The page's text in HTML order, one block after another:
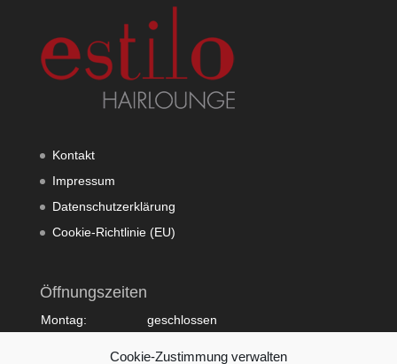
Cookie-Zustimmung verwalten
Kontakt
Impressum
Datenschutzerklärung
Cookie-Richtlinie (EU)
Öffnungszeiten
Montag:
geschlossen